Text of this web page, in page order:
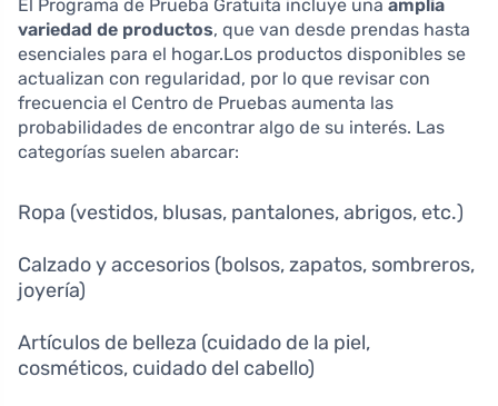
El Programa de Prueba Gratuita incluye una amplia
variedad de productos, que van desde prendas hasta
esenciales para el hogar.Los productos disponibles se
actualizan con regularidad, por lo que revisar con
frecuencia el Centro de Pruebas aumenta las
probabilidades de encontrar algo de su interés. Las
categorías suelen abarcar:
Ropa (vestidos, blusas, pantalones, abrigos, etc.)
Calzado y accesorios (bolsos, zapatos, sombreros,
joyería)
Artículos de belleza (cuidado de la piel,
cosméticos, cuidado del cabello)